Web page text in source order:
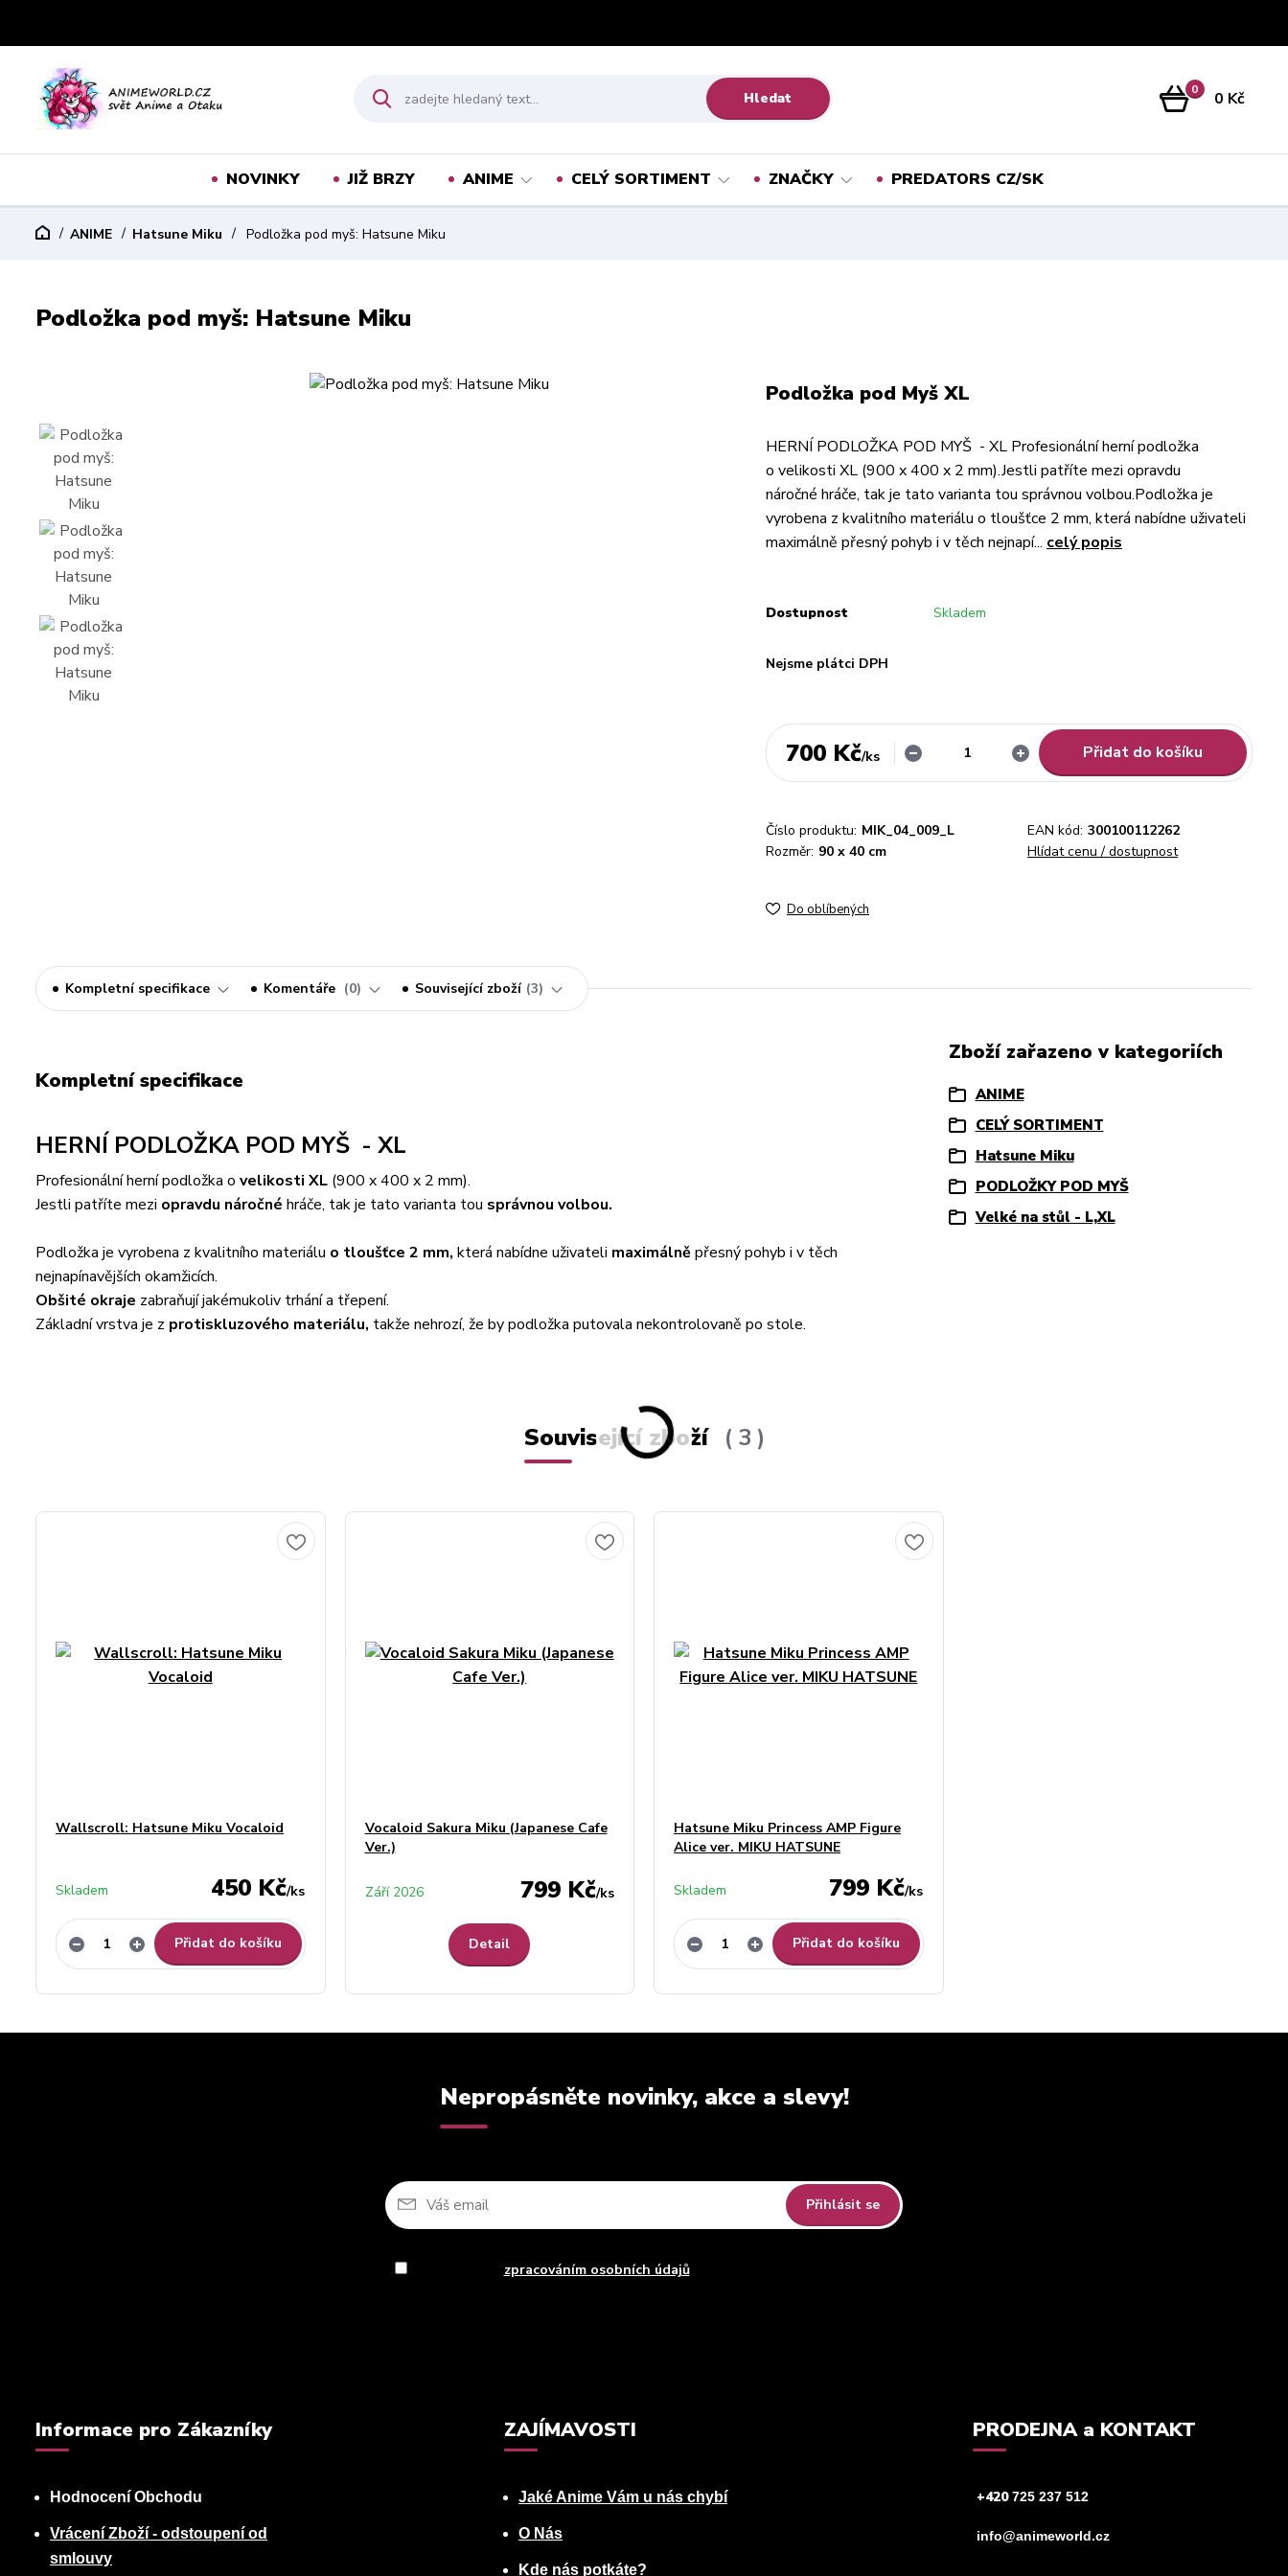
Hledat 0 0 Kč
NOVINKY JIŽ BRZY ANIME CELÝ SORTIMENT ZNAČKY PREDATORS CZ/SK
ANIME Hatsune Miku Podložka pod myš: Hatsune Miku
Podložka pod myš: Hatsune Miku
Podložka pod Myš XL
HERNÍ PODLOŽKA POD MYŠ - XL Profesionální herní podložka
o velikosti XL (900 x 400 x 2 mm).Jestli patříte mezi opravdu
náročné hráče, tak je tato varianta tou správnou volbou.Podložka je
vyrobena z kvalitního materiálu o tloušťce 2 mm, která nabídne uživateli
maximálně přesný pohyb i v těch nejnapí... celý popis
Dostupnost Skladem
Nejsme plátci DPH
700 Kč/ks Přidat do košíku
Číslo produktu: MIK_04_009_L EAN kód: 300100112262
Rozměr: 90 x 40 cm Hlídat cenu / dostupnost
Do oblíbených
Kompletní specifikace Komentáře 0 Související zboží 3
Kompletní specifikace
HERNÍ PODLOŽKA POD MYŠ - XL
Profesionální herní podložka o velikosti XL (900 x 400 x 2 mm).
Jestli patříte mezi opravdu náročné hráče, tak je tato varianta tou správnou volbou.
Podložka je vyrobena z kvalitního materiálu o tloušťce 2 mm, která nabídne uživateli maximálně přesný pohyb i v těch
nejnapínavějších okamžicích.
Obšité okraje zabraňují jakémukoliv trhání a třepení.
Základní vrstva je z protiskluzového materiálu, takže nehrozí, že by podložka putovala nekontrolovaně po stole.
Zboží zařazeno v kategoriích
ANIME
CELÝ SORTIMENT
Hatsune Miku
PODLOŽKY POD MYŠ
Velké na stůl - L,XL
Související zboží 3
Wallscroll: Hatsune Miku Vocaloid
450 Kč/ks
Skladem
Přidat do košíku
Vocaloid Sakura Miku (Japanese Cafe
Ver.)
799 Kč/ks
Září 2026
Detail
Hatsune Miku Princess AMP Figure
Alice ver. MIKU HATSUNE
799 Kč/ks
Skladem
Přidat do košíku
Nepropásněte novinky, akce a slevy!
Přihlásit se
zpracováním osobních údajůza účelem rozesílky newsletteru.
Informace pro Zákazníky
Hodnocení Obchodu
Vrácení Zboží - odstoupení od
smlouvy
ZAJÍMAVOSTI
Jaké Anime Vám u nás chybí
O Nás
Kde nás potkáte?
PRODEJNA a KONTAKT
+420725 237 512
info@animeworld.cz